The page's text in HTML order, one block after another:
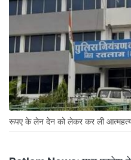
रूपए के लेन देन को लेकर कर ली